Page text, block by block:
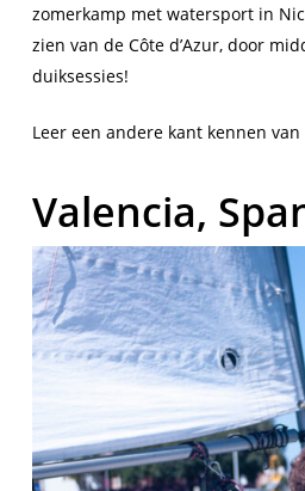
zomerkamp met watersport in
zien van de Côte d’Azur, door
duiksessies!
Leer een andere kant kennen van
Valencia,